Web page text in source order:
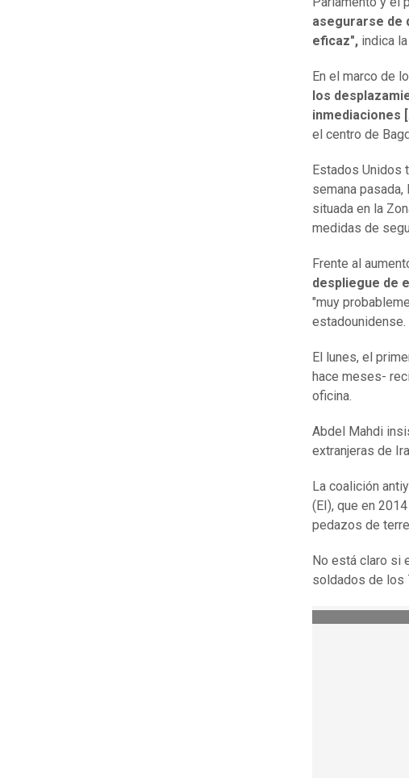
asegurarse de
eficaz", indica
En el marco de
los
inmediaciones [
el centro de
Estados Unidos
semana
situada en la
medidas de
Frente al
despliegue de
"muy
estadounidense.
El lunes, el
hace meses-
oficina.
Abdel Mahdi
extranjeras de
La coalición
(EI), que en
pedazos de
No está claro si
soldados de los